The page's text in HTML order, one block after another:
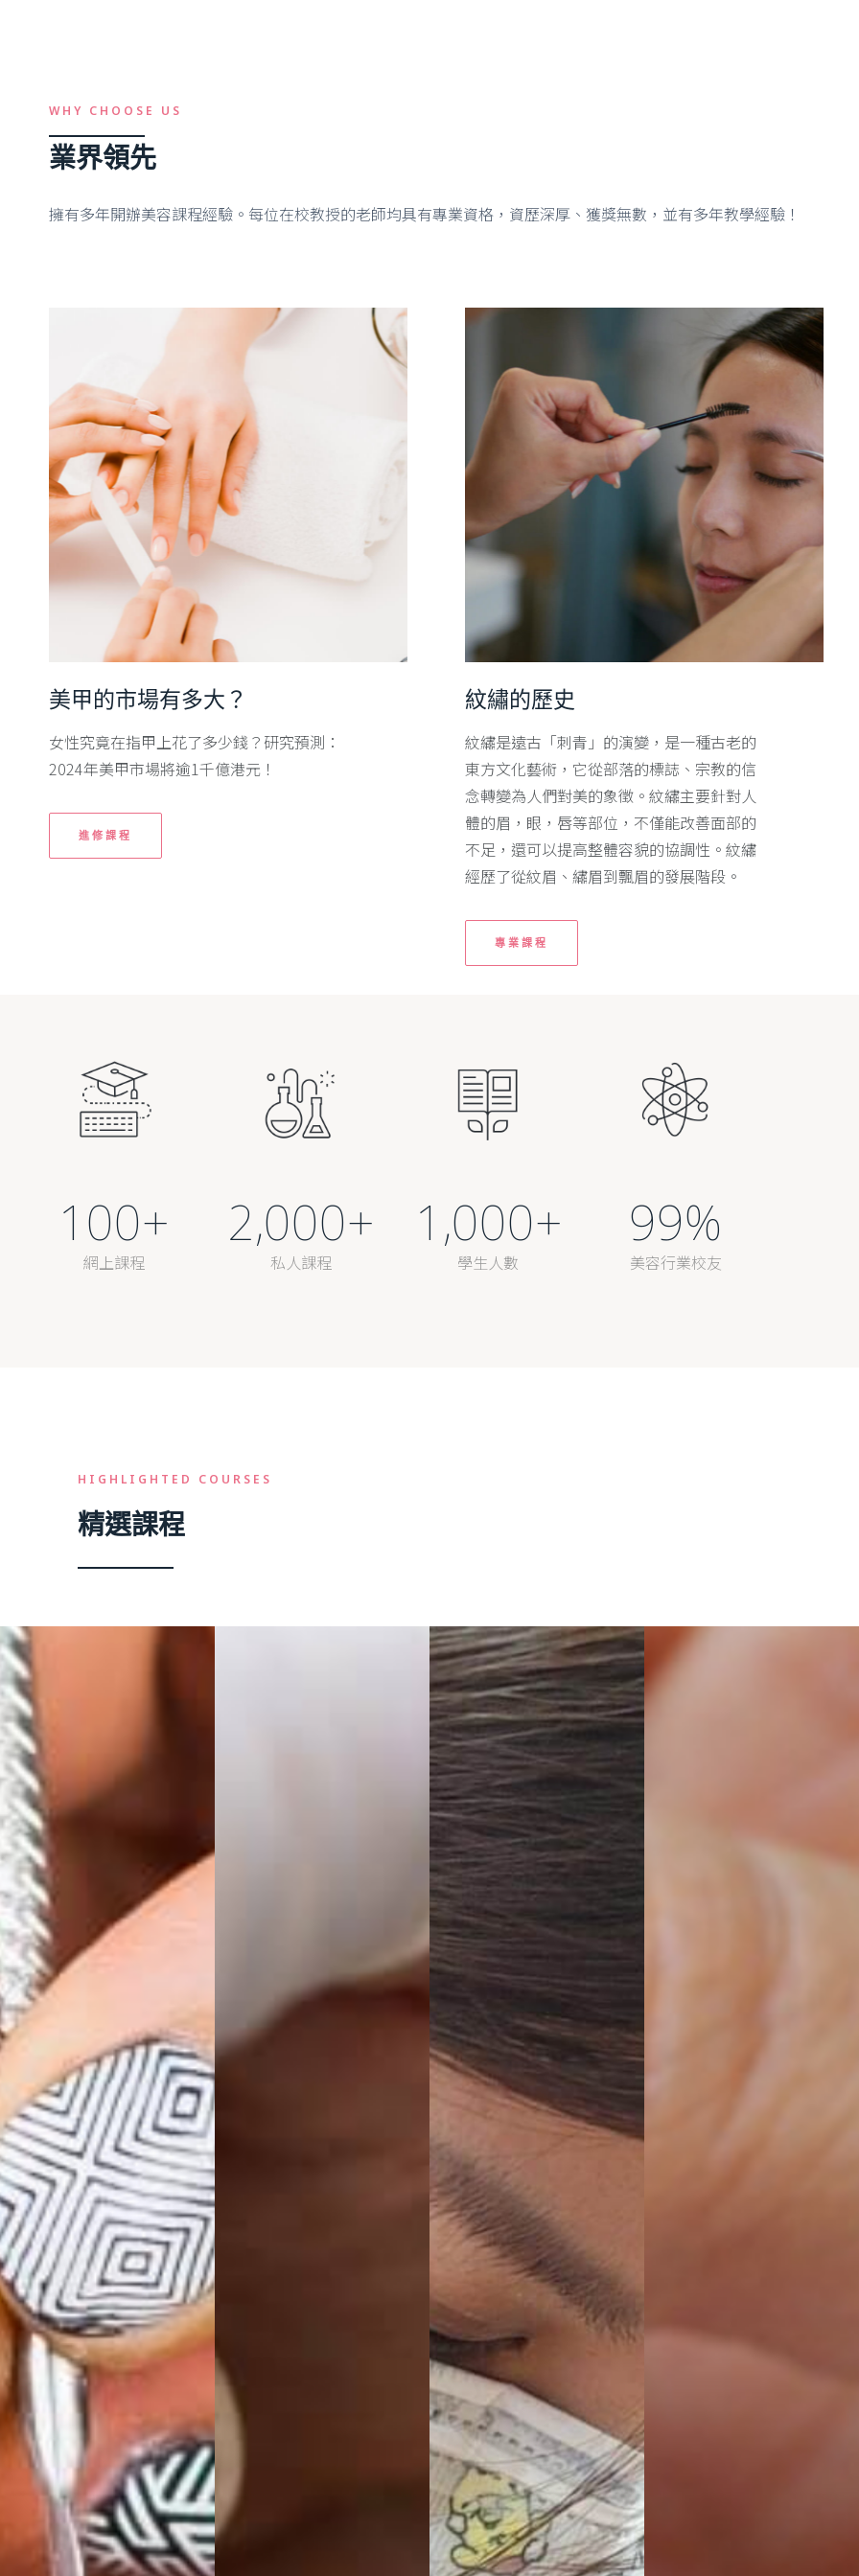
WHY CHOOSE US
業界領先
擁有多年開辦美容課程經驗。每位在校教授的老師均具有專業資格，資歷深厚、獲獎無數，並有多年教學經驗！
美甲的市場有多大？
女性究竟在指甲上花了多少錢？研究預測：
2024年美甲市場將逾1千億港元！
進修課程
紋繡的歷史
紋繡是遠古「刺青」的演變，是一種古老的
東方文化藝術，它從部落的標誌、宗教的信
念轉變為人們對美的象徵。紋繡主要針對人
體的眉，眼，唇等部位，不僅能改善面部的
不足，還可以提高整體容貌的協調性。紋繡
經歷了從紋眉、繡眉到飄眉的發展階段。
專業課程
100+
網上課程
2,000+
私人課程
1,000+
學生人數
99%
美容行業校友
HIGHLIGHTED COURSES
精選課程